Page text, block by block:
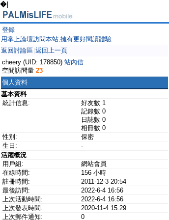
�|
登錄
用掌上論壇訪問本站,擁有更好閱讀體驗
返回討論區 返回上一頁
cheery (UID: 178850) 站內信
空間訪問量 23
個人資料
基本資料
統計信息:
好友數 1
記錄數 0
日誌數 0
相冊數 0
性別:
保密
生日:
-
活躍概況
用戶組:
網站會員
在線時間:
156 小時
註冊時間:
2011-12-3 20:54
最後訪問:
2022-6-4 16:56
上次活動時間:
2022-6-4 16:56
上次發表時間:
2020-11-4 15:29
上次郵件通知:
0